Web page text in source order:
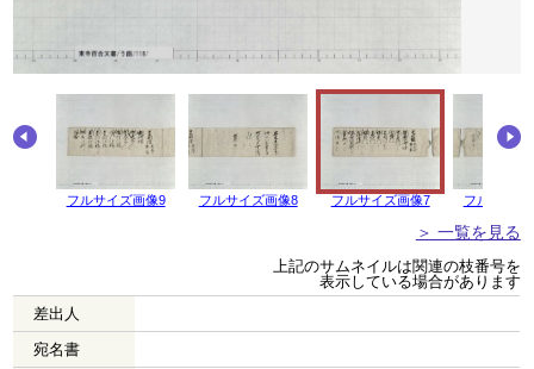
フルサイズ画像9 フルサイズ画像8 フルサイズ画像7 フルサイズ
＞ 一覧を見る
上記のサムネイルは関連の枝番号を
表示している場合があります
差出人
宛名書